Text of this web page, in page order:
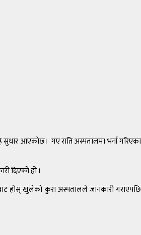
सुधार आएकोछ। गए राति अस्पतालमा भर्ना गरिएका
दिएको हो ।
होस् खुलेको कुरा अस्पतालले जानकारी गराएपछि